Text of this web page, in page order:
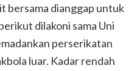
bersama dianggap untuk
dilakoni sama Uni
perserikatan
luar. Kadar rendah